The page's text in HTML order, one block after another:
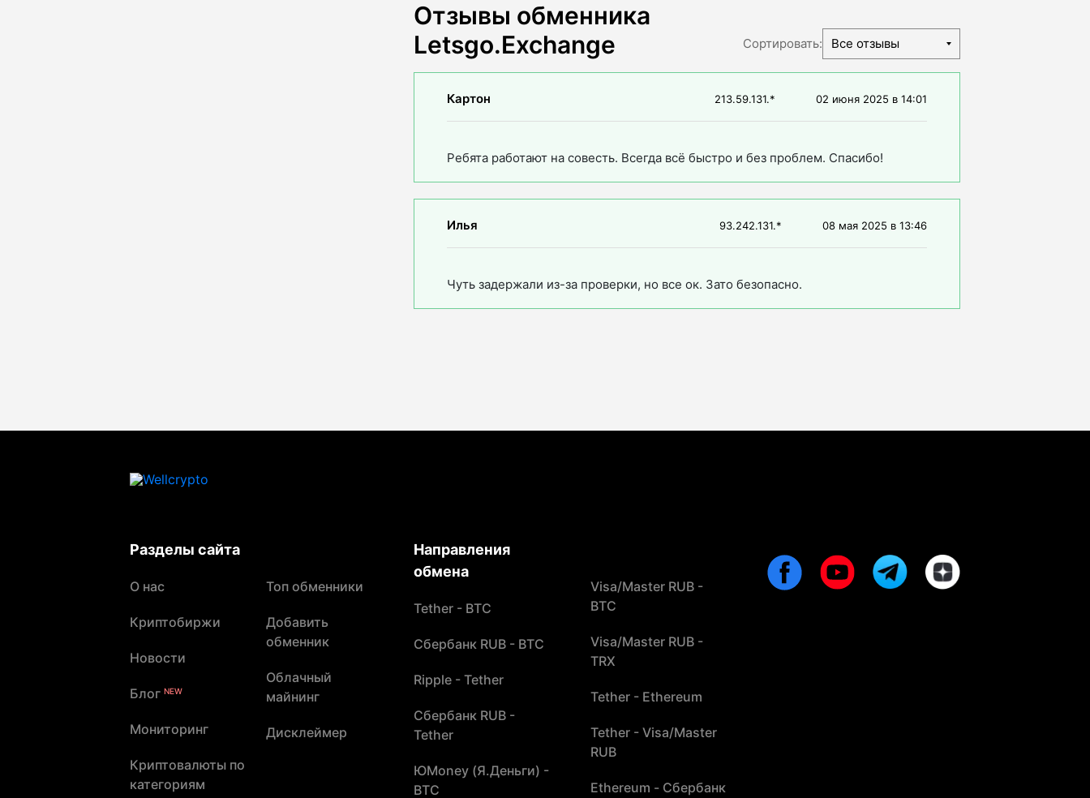
Отзывы обменника
Letsgo.Exchange
Сортировать: Все отзывы
Картон 213.59.131.* 02 июня 2025 в 14:01
Ребята работают на совесть. Всегда всё быстро и без проблем. Спасибо!
Илья 93.242.131.* 08 мая 2025 в 13:46
Чуть задержали из-за проверки, но все ок. Зато безопасно.
Разделы сайта
О нас
Криптобиржи
Новости
Блог NEW
Мониторинг
Криптовалюты по
категориям
Топ обменники
Добавить
обменник
Облачный
майнинг
Дисклеймер
Направления
обмена
Tether - BTC
Сбербанк RUB - BTC
Ripple - Tether
Сбербанк RUB -
Tether
ЮMoney (Я.Деньги) -
BTC
Visa/Master RUB -
BTC
Visa/Master RUB -
TRX
Tether - Ethereum
Tether - Visa/Master
RUB
Ethereum - Сбербанк